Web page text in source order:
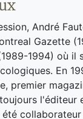
André
Gazette
1994) où il
En
premier
l'éditeur